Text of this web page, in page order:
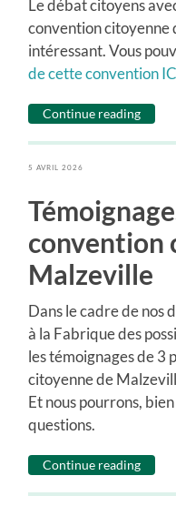
Le débat citoyens
convention
intéressant. Vous
de cette convention
Continue reading
5 AVRIL 2026
convention
Malzeville
Dans le cadre de nos
à la Fabrique des
les témoignages de 3
citoyenne de
Et nous pourrons,
questions.
Continue reading